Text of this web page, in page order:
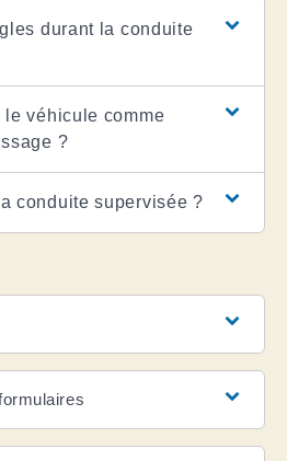
durant la conduite
véhicule comme
?
conduite supervisée ?